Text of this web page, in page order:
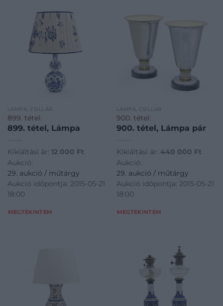
LÁMPA, CSILLÁR
899. tétel:
899. tétel, Lámpa
Kikiáltási ár: 12 000 Ft
Aukció:
29. aukció / műtárgy
Aukció időpontja: 2015-05-21
18:00
MEGTEKINTEM
LÁMPA, CSILLÁR
900. tétel:
900. tétel, Lámpa pár
Kikiáltási ár: 440 000 Ft
Aukció:
29. aukció / műtárgy
Aukció időpontja: 2015-05-21
18:00
MEGTEKINTEM